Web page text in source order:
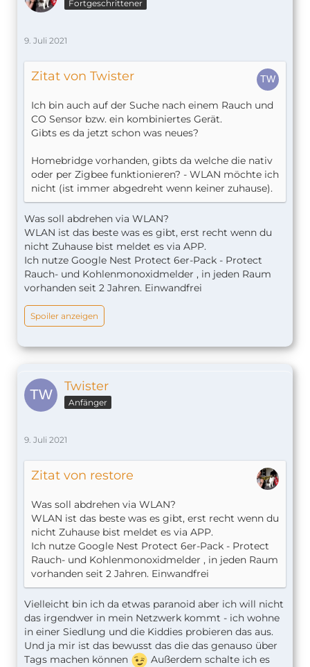
Fortgeschrittener
9. Juli 2021
Zitat von Twister
Ich bin auch auf der Suche nach einem Rauch und
CO Sensor bzw. ein kombiniertes Gerät.
Gibts es da jetzt schon was neues?
Homebridge vorhanden, gibts da welche die nativ
oder per Zigbee funktionieren? - WLAN möchte ich
nicht (ist immer abgedreht wenn keiner zuhause).
Was soll abdrehen via WLAN?
WLAN ist das beste was es gibt, erst recht wenn du
nicht Zuhause bist meldet es via APP.
Ich nutze Google Nest Protect 6er-Pack - Protect
Rauch- und Kohlenmonoxidmelder , in jeden Raum
vorhanden seit 2 Jahren. Einwandfrei
Spoiler anzeigen
Twister
Anfänger
9. Juli 2021
Zitat von restore
Was soll abdrehen via WLAN?
WLAN ist das beste was es gibt, erst recht wenn du
nicht Zuhause bist meldet es via APP.
Ich nutze Google Nest Protect 6er-Pack - Protect
Rauch- und Kohlenmonoxidmelder , in jeden Raum
vorhanden seit 2 Jahren. Einwandfrei
Vielleicht bin ich da etwas paranoid aber ich will nicht
das irgendwer in mein Netzwerk kommt - ich wohne
in einer Siedlung und die Kiddies probieren das aus.
Und ja mir ist das bewusst das die das genauso über
Tags machen können
Außerdem schalte ich es